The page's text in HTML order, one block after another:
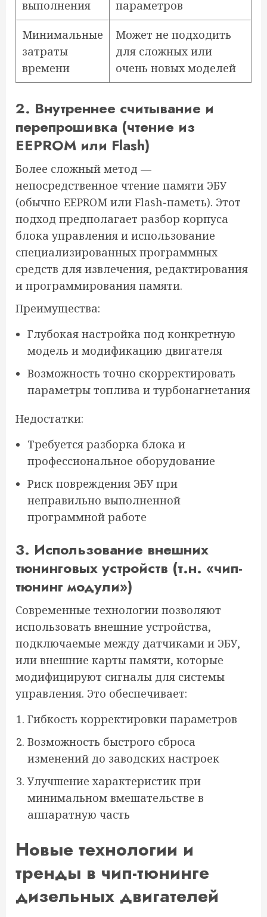
выполнения параметров
Минимальные
затраты
времени
Может не подходить
для сложных или
очень новых моделей
2. Внутреннее считывание и
перепрошивка (чтение из
EEPROM или Flash)
Более сложный метод —
непосредственное чтение памяти ЭБУ
(обычно EEPROM или Flash-паметь). Этот
подход предполагает разбор корпуса
блока управления и использование
специализированных программных
средств для извлечения, редактирования
и программирования памяти.
Преимущества:
Глубокая настройка под конкретную
модель и модификацию двигателя
Возможность точно скорректировать
параметры топлива и турбонагнетания
Недостатки:
Требуется разборка блока и
профессиональное оборудование
Риск повреждения ЭБУ при
неправильно выполненной
программной работе
3. Использование внешних
тюнинговых устройств (т.н. «чип-
тюнинг модули»)
Современные технологии позволяют
использовать внешние устройства,
подключаемые между датчиками и ЭБУ,
или внешние карты памяти, которые
модифицируют сигналы для системы
управления. Это обеспечивает:
Гибкость корректировки параметров
Возможность быстрого сброса
изменений до заводских настроек
Улучшение характеристик при
минимальном вмешательстве в
аппаратную часть
Новые технологии и
тренды в чип-тюнинге
дизельных двигателей